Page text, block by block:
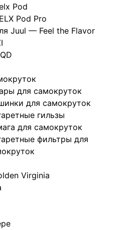
Pod
Pod Pro
Juul — Feel the Flavor
для самокруток
для самокруток
гильзы
для самокруток
фильтры для
Virginia